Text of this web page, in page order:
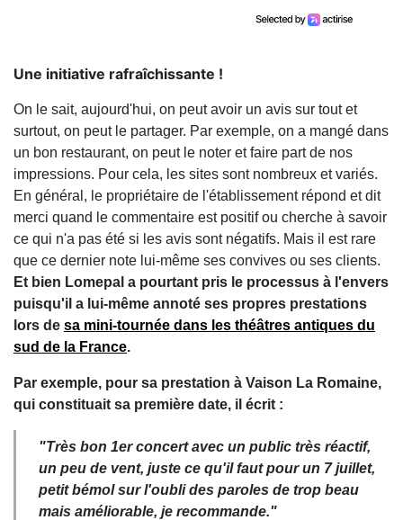
Une initiative rafraîchissante !
On le sait, aujourd'hui, on peut avoir un avis sur tout et
surtout, on peut le partager. Par exemple, on a mangé dans
un bon restaurant, on peut le noter et faire part de nos
impressions. Pour cela, les sites sont nombreux et variés.
En général, le propriétaire de l'établissement répond et dit
merci quand le commentaire est positif ou cherche à savoir
ce qui n'a pas été si les avis sont négatifs. Mais il est rare
que ce dernier note lui-même ses convives ou ses clients.
Et bien Lomepal a pourtant pris le processus à l'envers
puisqu'il a lui-même annoté ses propres prestations
lors de sa mini-tournée dans les théâtres antiques du
sud de la France.
Par exemple, pour sa prestation à Vaison La Romaine,
qui constituait sa première date, il écrit :
"Très bon 1er concert avec un public très réactif,
un peu de vent, juste ce qu'il faut pour un 7 juillet,
petit bémol sur l'oubli des paroles de trop beau
mais améliorable, je recommande."